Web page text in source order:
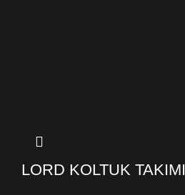
LORD KOLTUK TAKIMI